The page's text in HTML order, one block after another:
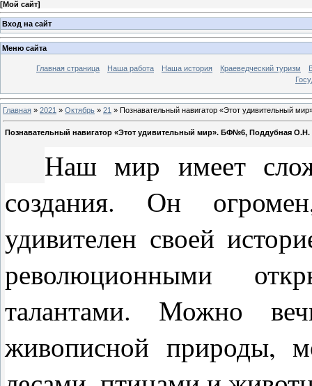
[Мой сайт]
Вход на сайт
Меню сайта
Главная страница Наша работа Наша история Краеведческий туризм
Главная » 2021 » Октябрь » 21 » Познавательный навигатор «Этот удивительный
Познавательный навигатор «Этот удивительный мир». БФ№6, Поддубная О.Н.
Наш мир имеет
создания. Он
удивителен своей
революционными
талантами. Можно
живописной природы,